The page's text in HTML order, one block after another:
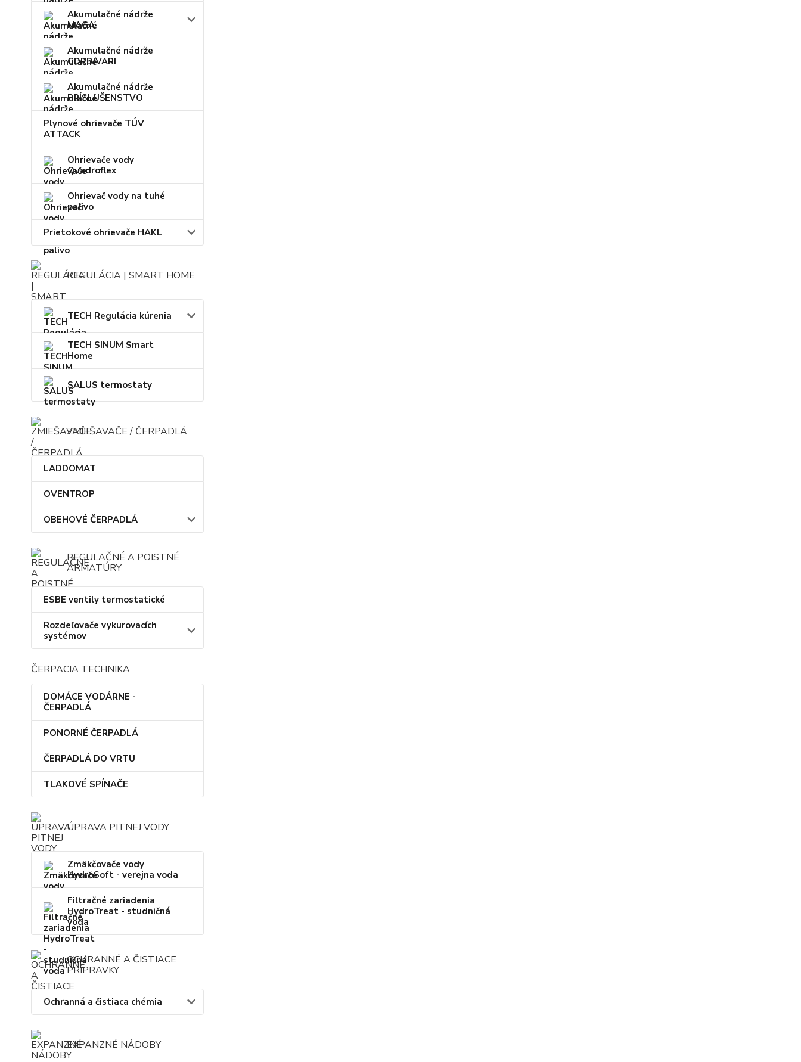
Akumulačné nádrže
MAGA
Akumulačné nádrže
CORDIVARI
Akumulačné nádrže
PRÍSLUŠENSTVO
Plynové ohrievače TÚV
ATTACK
Ohrievače vody
Quadroflex
Ohrievač vody na tuhé
palivo
Prietokové ohrievače HAKL
REGULÁCIA | SMART HOME
TECH Regulácia kúrenia
TECH SINUM Smart
Home
SALUS termostaty
ZMIEŠAVAČE / ČERPADLÁ
LADDOMAT
OVENTROP
OBEHOVÉ ČERPADLÁ
REGULAČNÉ A POISTNÉ
ARMATÚRY
ESBE ventily termostatické
Rozdeľovače vykurovacích
systémov
ČERPACIA TECHNIKA
DOMÁCE VODÁRNE -
ČERPADLÁ
PONORNÉ ČERPADLÁ
ČERPADLÁ DO VRTU
TLAKOVÉ SPÍNAČE
ÚPRAVA PITNEJ VODY
Zmäkčovače vody
HydroSoft - verejna voda
Filtračné zariadenia
HydroTreat - studničná
voda
OCHRANNÉ A ČISTIACE
PRÍPRAVKY
Ochranná a čistiaca chémia
EXPANZNÉ NÁDOBY